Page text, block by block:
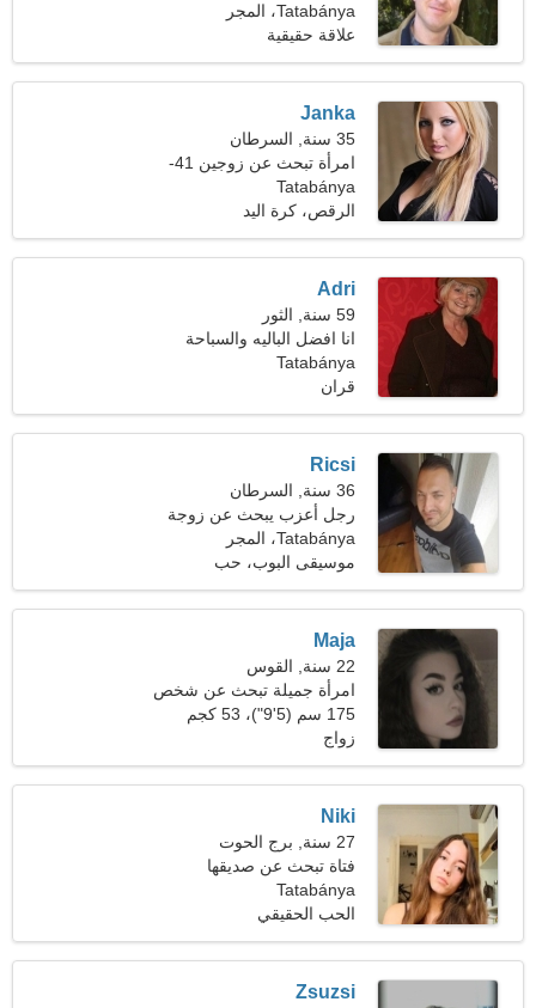
Tatabánya، المجر
علاقة حقيقية
Janka
35 سنة, السرطان
امرأة تبحث عن زوجين 41-
46
Tatabánya
الرقص، كرة اليد
Adri
59 سنة, الثور
انا افضل الباليه والسباحة
Tatabánya
قران
Ricsi
36 سنة, السرطان
رجل أعزب يبحث عن زوجة
Tatabánya، المجر
موسيقى البوب، حب
Maja
22 سنة, القوس
امرأة جميلة تبحث عن شخص
مثلك
175 سم (5'9")، 53 كجم
(116 رطلا)زواج
Niki
27 سنة, برج الحوت
فتاة تبحث عن صديقها
Tatabánya
الحب الحقيقي
Zsuzsi